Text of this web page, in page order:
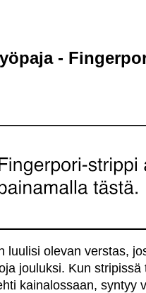
-
luulisi olevan verstas,
jouluksi. Kun
kainalossaan, syntyy